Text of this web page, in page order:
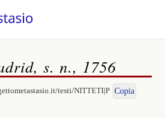
s. n., 1756
testi/NITTETI|P Copia